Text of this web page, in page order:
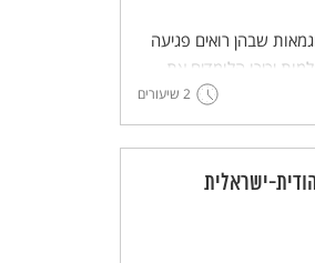
שבהן רואים פגיעה
יכירו הלומדים את
זו תוביל אותנו
אפשר לעשות כדי לקדם
כבודו של כל אדם.
2 שיעורים
ישראלית